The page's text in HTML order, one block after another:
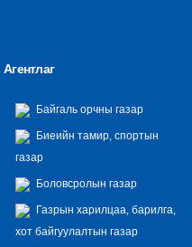
Агентлаг
Байгаль орчны газар
Биеийн тамир, спортын
газар
Боловсролын газар
Газрын харилцаа, барилга,
хот байгуулалтын газар